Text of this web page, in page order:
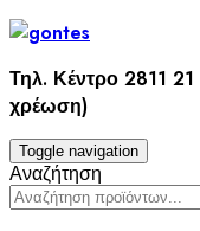
Skip
Τηλ. Κέντρο 2811
χρέωση)
Toggle navigation
Αναζήτηση